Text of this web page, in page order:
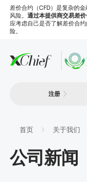
差价合约（CFD）是复杂的
风险。 通过本提供商交易差
应考虑自己是否了解差价合
险。
平台
工具
注册
首页 关于我们
公司新闻